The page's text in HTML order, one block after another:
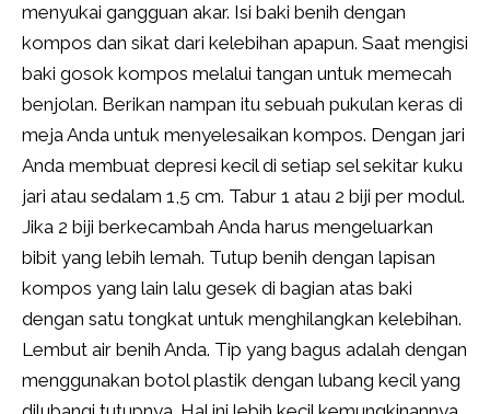
menyukai gangguan akar. Isi baki benih dengan
kompos dan sikat dari kelebihan apapun. Saat mengisi
baki gosok kompos melalui tangan untuk memecah
benjolan. Berikan nampan itu sebuah pukulan keras di
meja Anda untuk menyelesaikan kompos. Dengan jari
Anda membuat depresi kecil di setiap sel sekitar kuku
jari atau sedalam 1,5 cm. Tabur 1 atau 2 biji per modul.
Jika 2 biji berkecambah Anda harus mengeluarkan
bibit yang lebih lemah. Tutup benih dengan lapisan
kompos yang lain lalu gesek di bagian atas baki
dengan satu tongkat untuk menghilangkan kelebihan.
Lembut air benih Anda. Tip yang bagus adalah dengan
menggunakan botol plastik dengan lubang kecil yang